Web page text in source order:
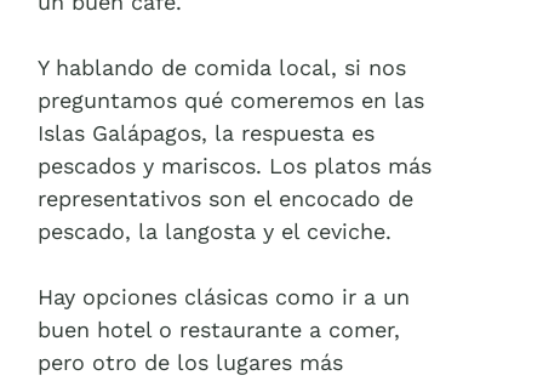
Y hablando de comida local, si nos
preguntamos qué comeremos en las
Islas Galápagos, la respuesta es
pescados y mariscos. Los platos más
representativos son el encocado de
pescado, la langosta y el ceviche.
Hay opciones clásicas como ir a un
buen hotel o restaurante a comer,
pero otro de los lugares más